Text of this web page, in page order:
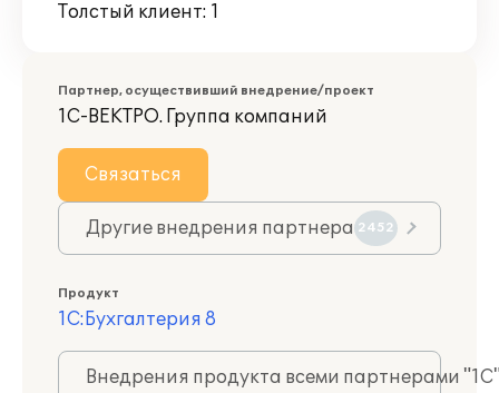
Толстый клиент: 1
Партнер, осуществивший внедрение/проект
1С-ВЕКТРО. Группа компаний
Связаться
Другие внедрения партнера 2452
Продукт
1С:Бухгалтерия 8
Внедрения продукта всеми партнерами